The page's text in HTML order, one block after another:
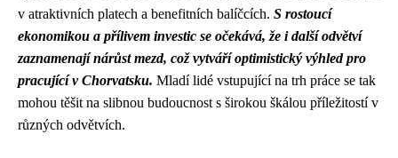
v atraktivních platech a benefitních balíčcích. S rostoucí
ekonomikou a přílivem investic se očekává, že i další odvětví
zaznamenají nárůst mezd, což vytváří optimistický výhled pro
pracující v Chorvatsku. Mladí lidé vstupující na trh práce se tak
mohou těšit na slibnou budoucnost s širokou škálou příležitostí v
různých odvětvích.